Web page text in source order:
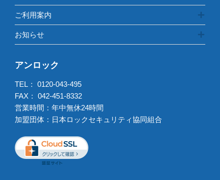
ご利用案内
お知らせ
アンロック
TEL： 0120-043-495
FAX： 042-451-8332
営業時間：年中無休24時間
加盟団体：日本ロックセキュリティ協同組合